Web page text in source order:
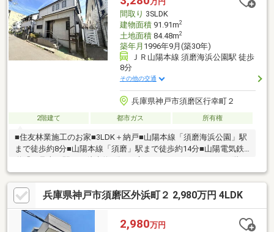
間取り 3SLDK
建物面積91.91m2
土地面積84.48m2
築年月 1996年9月(築30年)
ＪＲ山陽本線 須磨海浜公園駅 徒歩
8分
その他の交通
兵庫県神戸市須磨区行幸町２
2階建て 都市ガス 所有権
■住友林業施工のお家■3LDK＋納戸■山陽本線「須磨海浜公園」駅
まで徒歩約8分■山陽本線「須磨」駅まで徒歩約14分■山陽電気鉄
ビング 電動シャッター付き～周辺環境～・コープ須磨まで徒歩
約6分・マックスバリュ須磨店まで徒歩約13分・ローソン月見山
本町店まで徒歩約5分・神戸西須磨郵便局まで徒歩約7分
兵庫県神戸市須磨区外浜町２ 2,980万円 4LDK
2,980万円